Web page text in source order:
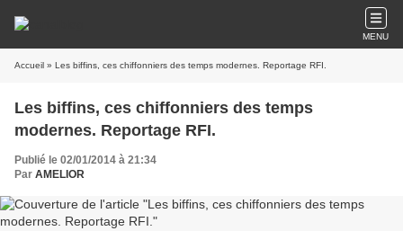
MENU
Accueil » Les biffins, ces chiffonniers des temps modernes. Reportage RFI.
Les biffins, ces chiffonniers des temps
modernes. Reportage RFI.
Publié le 02/01/2014 à 21:34
Par AMELIOR